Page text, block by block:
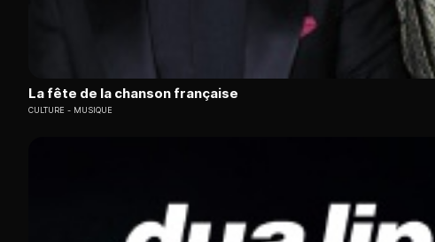
La fête de la chanson française
CULTURE MUSIQUE